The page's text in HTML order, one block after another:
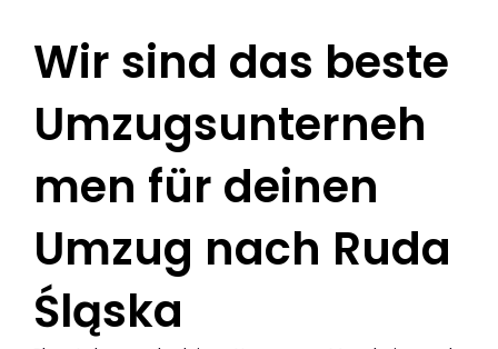
Wir sind das beste
Umzugsunterneh
men für deinen
Umzug nach Ruda
Śląska